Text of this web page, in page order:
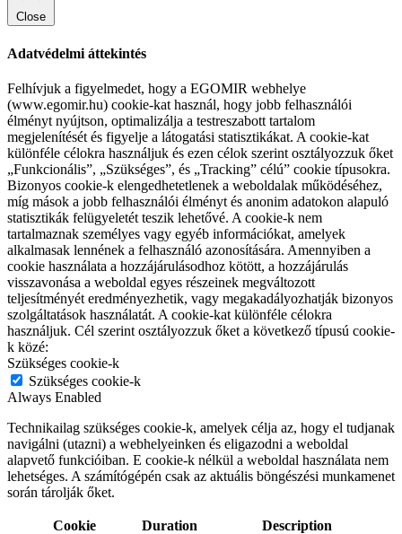
Close
Adatvédelmi áttekintés
Felhívjuk a figyelmedet, hogy a EGOMIR webhelye
(www.egomir.hu) cookie-kat használ, hogy jobb felhasználói
élményt nyújtson, optimalizálja a testreszabott tartalom
megjelenítését és figyelje a látogatási statisztikákat. A cookie-kat
különféle célokra használjuk és ezen célok szerint osztályozzuk őket
„Funkcionális”, „Szükséges”, és „Tracking” célú” cookie típusokra.
Bizonyos cookie-k elengedhetetlenek a weboldalak működéséhez,
míg mások a jobb felhasználói élményt és anonim adatokon alapuló
statisztikák felügyeletét teszik lehetővé. A cookie-k nem
tartalmaznak személyes vagy egyéb információkat, amelyek
alkalmasak lennének a felhasználó azonosítására. Amennyiben a
cookie használata a hozzájárulásodhoz kötött, a hozzájárulás
visszavonása a weboldal egyes részeinek megváltozott
teljesítményét eredményezhetik, vagy megakadályozhatják bizonyos
szolgáltatások használatát. A cookie-kat különféle célokra
használjuk. Cél szerint osztályozzuk őket a következő típusú cookie-
k közé:
Szükséges cookie-k
Szükséges cookie-k
Always Enabled
Technikailag szükséges cookie-k, amelyek célja az, hogy el tudjanak
navigálni (utazni) a webhelyeinken és eligazodni a weboldal
alapvető funkcióiban. E cookie-k nélkül a weboldal használata nem
lehetséges. A számítógépén csak az aktuális böngészési munkamenet
során tárolják őket.
Cookie Duration Description